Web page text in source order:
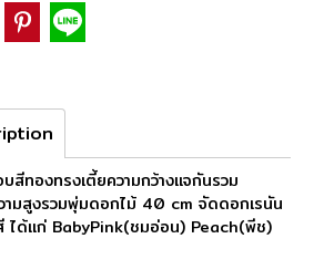
สีทองทรงเตี้ยความกว้างแจกันรวม
มสูงรวมพุ่มดอกไม้ 40 cm จัดดอกเรนัน
ได้เเก่ BabyPink(ชมอ่อน) Peach(พีช)